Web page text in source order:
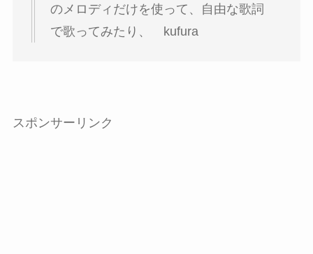
のメロディだけを使って、自由な歌詞
で歌ってみたり、 kufura
スポンサーリンク